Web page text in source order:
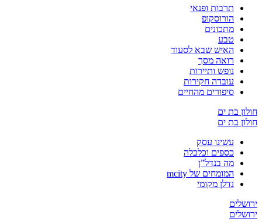
תרבות ופנאי
הורוסקופ
מתכונים
טבע
האיש שבא לסעוד
רואה מסך
נופש ותיירות
עובדה חקירות
סיפורים מהחיים
בת ים
בת ים
עשינו עסק
כספים וכלכלה
מה בנדל”ן
המומחים של mcity
נדלן מקומי